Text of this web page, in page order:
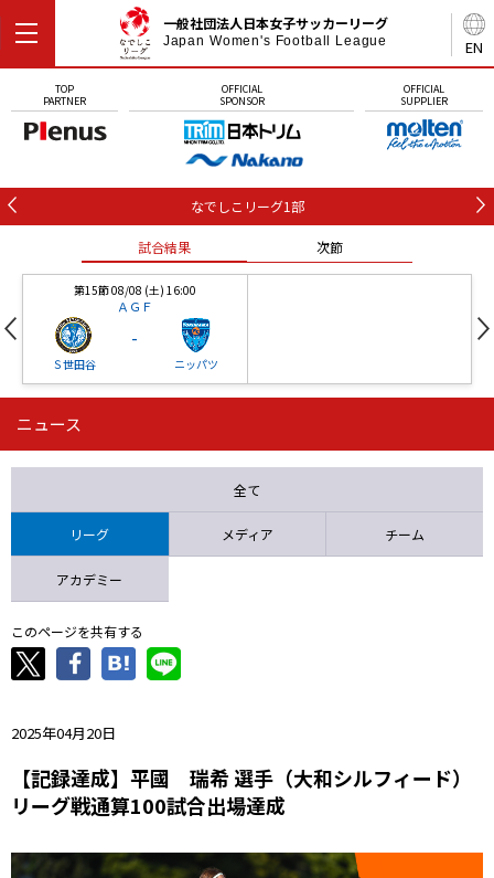
EN
一般社団法人日本女子サッカーリーグ
Japan Women's Football League
TOP
PARTNER
OFFICIAL
SPONSOR
OFFICIAL
SUPPLIER
なでしこリーグ1部
試合結果 次節
第15節 08/08 (土) 16:00
ＡＧＦ
Ｓ世田谷
-
ニッパツ
第16節 09/05 (土) 15:00
ニッパツ 石人の星
ニュース
全て
リーグ メディア チーム
アカデミー
このページを共有する
2025年04月20日
【記録達成】平國 瑞希 選手（大和シルフィード）
リーグ戦通算100試合出場達成